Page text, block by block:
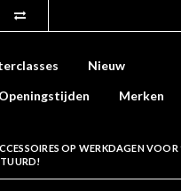
Nieuw
Openingstijden Merken
OP WERKDAGEN